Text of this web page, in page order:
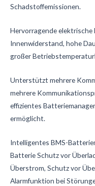
Schadstoffemissionen.
Hervorragende elektrische
Innenwiderstand, hohe
großer
Unterstützt mehrere
mehrere
effizientes
ermöglicht.
Intelligentes BMS-
Batterie Schutz vor
Überstrom, Schutz vor
Alarmfunktion bei